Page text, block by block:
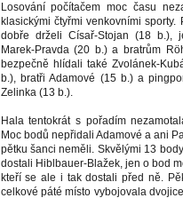
Losování počítačem moc času
klasickými čtyřmi venkovními
dobře drželi Císař-Stojan (18 b.),
Marek-Pravda (20 b.) a bratrům
bezpečně hlídali také Zvolánek-
b.), bratři Adamové (15 b.) a
Zelinka (13 b.).
Hala tentokrát s pořadím
Moc bodů nepřidali Adamové a ani
pětku šanci neměli. Skvělými 13
dostali Hiblbauer-Blažek, jen o bod
kteří se ale i tak dostali před ně.
celkové páté místo vybojovala